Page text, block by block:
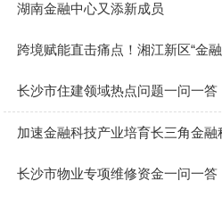
湖南金融中心又添新成员